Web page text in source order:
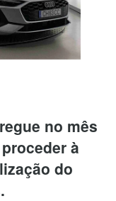
no mês
à
do